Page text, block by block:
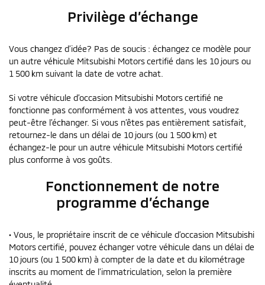
Privilège d’échange
Vous changez d’idée? Pas de soucis : échangez ce modèle pour
un autre véhicule Mitsubishi Motors certifié dans les 10 jours ou
1 500 km suivant la date de votre achat.
Si votre véhicule d’occasion Mitsubishi Motors certifié ne
fonctionne pas conformément à vos attentes, vous voudrez
peut-être l’échanger. Si vous n’êtes pas entièrement satisfait,
retournez-le dans un délai de 10 jours (ou 1 500 km) et
échangez-le pour un autre véhicule Mitsubishi Motors certifié
plus conforme à vos goûts.
Fonctionnement de notre
programme d’échange
• Vous, le propriétaire inscrit de ce véhicule d’occasion Mitsubishi
Motors certifié­, pouvez échanger votre véhicule dans un délai de
10 jours (ou 1 500 km) à compter de la date et du kilométrage
inscrits au moment de l’immatriculation, selon la première